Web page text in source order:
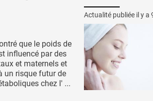
que le poids de
influencé par des
et maternels et
un risque futur de
chez l' ...
Actualité publiée il y a